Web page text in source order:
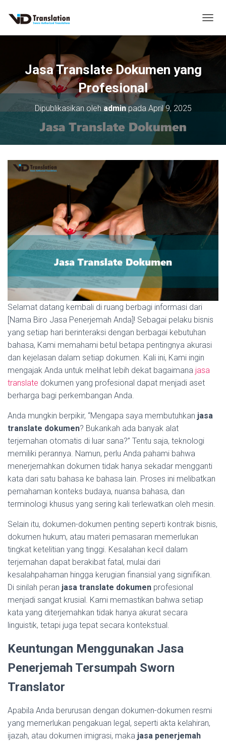
O
G
Jasa Translate Dokumen yang
Profesional
Dipublikasikan oleh adminpada April 9, 2025
Selamat datang kembali di ruang berbagi informasi dari
[Nama Biro Jasa Penerjemah Anda]! Sebagai pelaku bisnis
yang setiap hari berinteraksi dengan berbagai kebutuhan
bahasa, Kami memahami betul betapa pentingnya akurasi
dan kejelasan dalam setiap dokumen. Kali ini, Kami ingin
mengajak Anda untuk melihat lebih dekat bagaimana jasa
translate dokumen yang profesional dapat menjadi aset
berharga bagi perkembangan Anda.
Anda mungkin berpikir, “Mengapa saya membutuhkan jasa
translate dokumen? Bukankah ada banyak alat
terjemahan otomatis di luar sana?” Tentu saja, teknologi
memiliki perannya. Namun, perlu Anda pahami bahwa
menerjemahkan dokumen tidak hanya sekadar mengganti
kata dari satu bahasa ke bahasa lain. Proses ini melibatkan
pemahaman konteks budaya, nuansa bahasa, dan
terminologi khusus yang sering kali terlewatkan oleh mesin.
Selain itu, dokumen-dokumen penting seperti kontrak bisnis,
dokumen hukum, atau materi pemasaran memerlukan
tingkat ketelitian yang tinggi. Kesalahan kecil dalam
terjemahan dapat berakibat fatal, mulai dari
kesalahpahaman hingga kerugian finansial yang signifikan.
Di sinilah peran jasa translate dokumen profesional
menjadi sangat krusial. Kami memastikan bahwa setiap
kata yang diterjemahkan tidak hanya akurat secara
linguistik, tetapi juga tepat secara kontekstual.
Keuntungan Menggunakan Jasa
Penerjemah Tersumpah Sworn
Translator
Apabila Anda berurusan dengan dokumen-dokumen resmi
yang memerlukan pengakuan legal, seperti akta kelahiran,
ijazah, atau dokumen imigrasi, maka jasa penerjemah